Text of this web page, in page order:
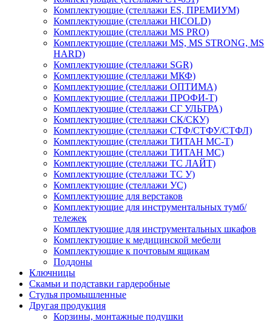
Комплектующие (стеллажи ES, ПРЕМИУМ)
Комплектующие (стеллажи HICOLD)
Комплектующие (стеллажи MS PRO)
Комплектующие (стеллажи MS, MS STRONG, MS
HARD)
Комплектующие (стеллажи SGR)
Комплектующие (стеллажи МКФ)
Комплектующие (стеллажи ОПТИМА)
Комплектующие (стеллажи ПРОФИ-Т)
Комплектующие (стеллажи СГ УЛЬТРА)
Комплектующие (стеллажи СК/СКУ)
Комплектующие (стеллажи СТФ/СТФУ/СТФЛ)
Комплектующие (стеллажи ТИТАН МС-Т)
Комплектующие (стеллажи ТИТАН МС)
Комплектующие (стеллажи ТС ЛАЙТ)
Комплектующие (стеллажи ТС У)
Комплектующие (стеллажи УС)
Комплектующие для верстаков
Комплектующие для инструментальных тумб/
тележек
Комплектующие для инструментальных шкафов
Комплектующие к медицинской мебели
Комплектующие к почтовым ящикам
Поддоны
Ключницы
Скамьи и подставки гардеробные
Стулья промышленные
Другая продукция
Корзины, монтажные подушки